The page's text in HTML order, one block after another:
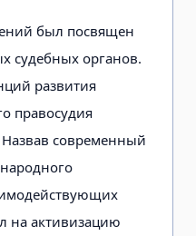
был посвящен
судебных органов.
развития
правосудия
Назвав современный
на активизацию